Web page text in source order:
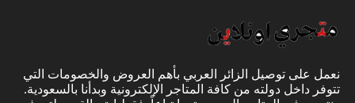
نعمل على توصيل الزائر العربي بأهم العروض والخصومات التي
تتوفر داخل دولته من كافة المتاجر الإلكترونية وبدأنا بالسعودية.